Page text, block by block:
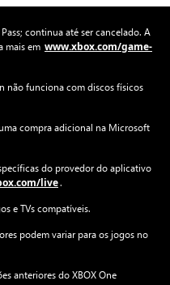
continua até ser cancelado. A
mais em www.xbox.com/game-
não funciona com discos físicos
compra adicional na Microsoft
do provedor do aplicativo
live.
e TVs compatíveis.
podem variar para os jogos no
anteriores do XBOX One